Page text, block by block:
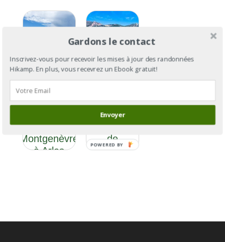
GR®653D :
Domitia, de
Montgenèvre
à Arles
la Via
Domitia
Section 1 :
de
Montgenèvre
Gardons le contact
Inscrivez-vous pour recevoir les mises à jour des randonnées
Hikamp. En plus, vous recevrez un Ebook gratuit!
Envoyer
POWERED BY